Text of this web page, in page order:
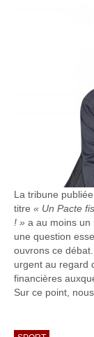
La tribune
titre « Un Pacte
! » a au moins un
une question
ouvrons ce
urgent au regard
financières
Sur ce point,